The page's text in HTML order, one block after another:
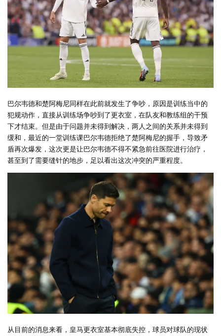
巴尔韦德和楚阿梅尼同样在此前就发生了争吵，原因是训练当中的
犯规动作，直接从训练场争吵到了更衣室，在队友和教练组的干预
下才结束。但是由于问题并未得到解决，两人之间的关系并未得到
缓和，最近的一堂训练课巴尔韦德拒绝了楚阿梅尼的握手，导致矛
盾再次爆发，这次更是让巴尔韦德不得不紧急前往医院进行治疗，
甚至到了需要缝针的地步，足以看出这次冲突的严重程度。
从目前的消息来看，皇马更衣室基本彻底失控，球员对球队的现状